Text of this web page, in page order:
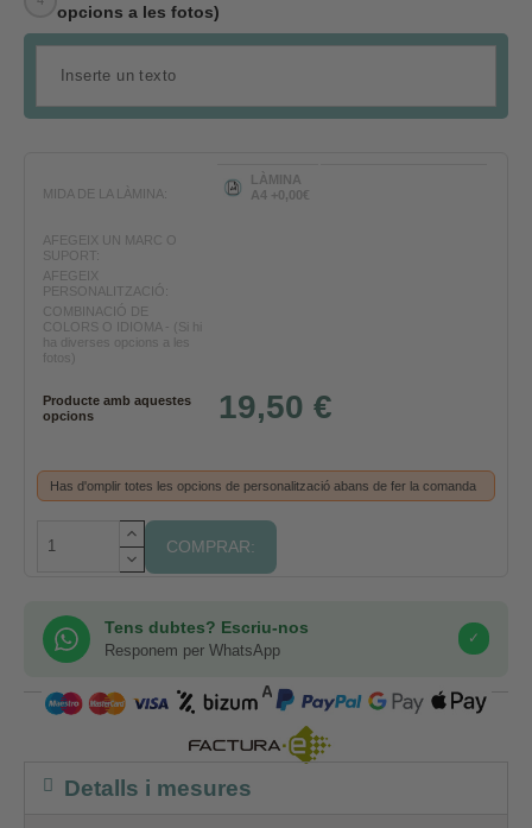
opcions a les fotos)
MIDA DE LA LÀMINA:
LÀMINA
A4 +0,00€
AFEGEIX UN MARC O
SUPORT:
AFEGEIX
PERSONALITZACIÓ:
COMBINACIÓ DE
COLORS O IDIOMA - (Si hi
ha diverses opcions a les
fotos)
Producte amb aquestes
opcions
19,50 €
Has d'omplir totes les opcions de personalització abans de fer la comanda
COMPRAR:
Tens dubtes? Escriu-nos
Responem per WhatsApp
✓
COMPRA SEGURA
Detalls i mesures